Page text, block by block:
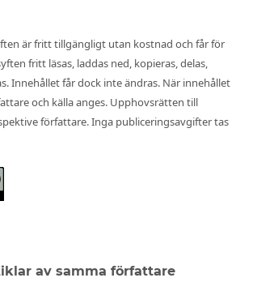
är fritt tillgängligt utan kostnad och får för
fritt läsas, laddas ned, kopieras, delas,
Innehållet får dock inte ändras. När innehållet
och källa anges. Upphovsrätten till
författare. Inga publiceringsavgifter tas
av samma författare